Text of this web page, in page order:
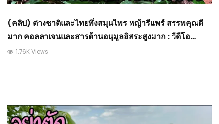
(คลิป) ต่างชาติและไทยทึ่งสมุนไพร หญ้ารีแพร์ สรรพคุณดี
มาก คอลลาเจนและสารต้านอนุมูลอิสระสูงมาก : วีดีโอ
เกษตร
1.76K Views